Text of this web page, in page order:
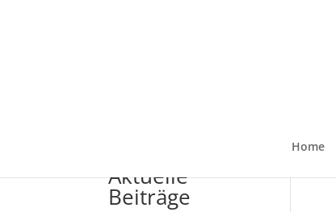
Home
Aktuelle
Beiträge